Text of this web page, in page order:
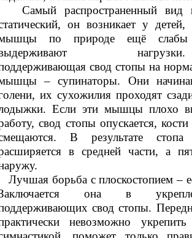
распространенный вид
он возникает у
по природе ещё
нагрузки.
свод стопы на
– супинаторы. Они
их сухожилия проходят
Если эти мышцы плохо
свод стопы опускается,
В результате стопа
в средней части, а
борьба с плоскостопием –
она в
свод стопы.
невозможно